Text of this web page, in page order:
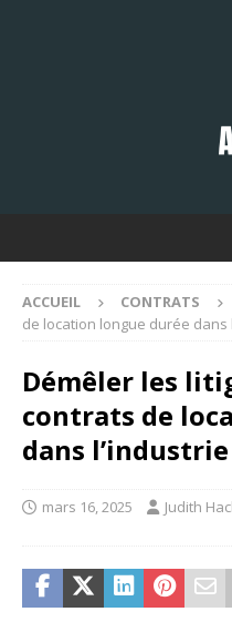
ACCUEIL CONTRATS
de location longue durée dans
Démêler les
contrats de
dans
mars 16, 2025 Judith